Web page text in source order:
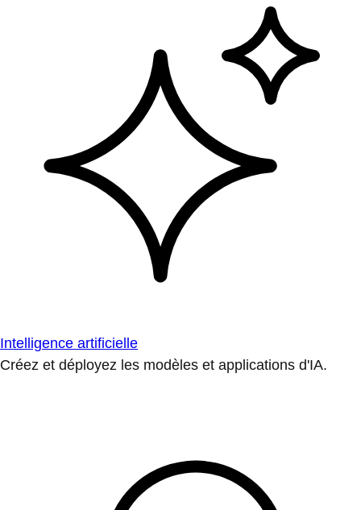
Intelligence artificielle
Créez et déployez les modèles et applications d'IA.